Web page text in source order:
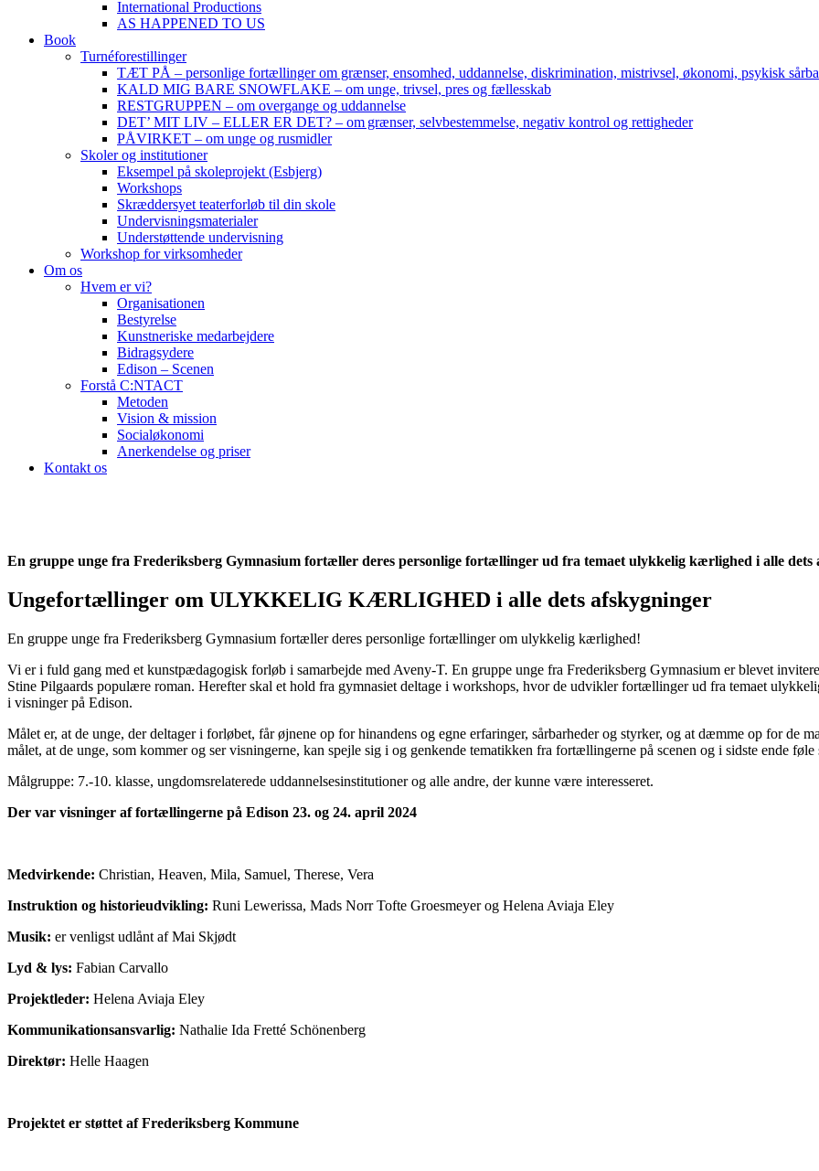
International Productions
AS HAPPENED TO US
Book
Turnéforestillinger
TÆT PÅ – personlige fortællinger om grænser, ensomhed, uddannelse, diskrimination, mistrivsel, økonomi, psykisk
KALD MIG BARE SNOWFLAKE – om unge, trivsel, pres og fællesskab
RESTGRUPPEN – om overgange og uddannelse
DET’ MIT LIV – ELLER ER DET? – om grænser, selvbestemmelse, negativ kontrol og rettigheder
PÅVIRKET – om unge og rusmidler
Skoler og institutioner
Eksempel på skoleprojekt (Esbjerg)
Workshops
Skræddersyet teaterforløb til din skole
Undervisningsmaterialer
Understøttende undervisning
Workshop for virksomheder
Om os
Hvem er vi?
Organisationen
Bestyrelse
Kunstneriske medarbejdere
Bidragsydere
Edison – Scenen
Forstå C:NTACT
Metoden
Vision & mission
Socialøkonomi
Anerkendelse og priser
Kontakt os
En gruppe unge fra Frederiksberg Gymnasium fortæller deres personlige fortællinger ud fra temaet ulykkelig kærlighed i alle dets
Ungefortællinger om ULYKKELIG KÆRLIGHED i alle dets afskygninger
En gruppe unge fra Frederiksberg Gymnasium fortæller deres personlige fortællinger om ulykkelig kærlighed!
Vi er i fuld gang med et kunstpædagogisk forløb i samarbejde med Aveny-T. En gruppe unge fra Frederiksberg Gymnasium er blevet
Stine Pilgaards populære roman. Herefter skal et hold fra gymnasiet deltage i workshops, hvor de udvikler fortællinger ud fra temaet
i visninger på Edison.
Målet er, at de unge, der deltager i forløbet, får øjnene op for hinandens og egne erfaringer, sårbarheder og styrker, og at dæmme op for de
målet, at de unge, som kommer og ser visningerne, kan spejle sig i og genkende tematikken fra fortællingerne på scenen og i sidste ende føle
Målgruppe: 7.-10. klasse, ungdomsrelaterede uddannelsesinstitutioner og alle andre, der kunne være interesseret.
Der var visninger af fortællingerne på Edison 23. og 24. april 2024
Medvirkende: Christian, Heaven, Mila, Samuel, Therese, Vera
Instruktion og historieudvikling: Runi Lewerissa, Mads Norr Tofte Groesmeyer og Helena Aviaja Eley
Musik: er venligst udlånt af Mai Skjødt
Lyd & lys: Fabian Carvallo
Projektleder: Helena Aviaja Eley
Kommunikationsansvarlig: Nathalie Ida Fretté Schönenberg
Direktør: Helle Haagen
Projektet er støttet af Frederiksberg Kommune